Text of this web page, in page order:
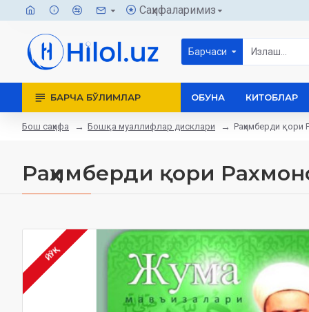
Саҳифаларимиз
Барчаси
БАРЧА БЎЛИМЛАР ОБУНА КИТОБЛАР
Бош саҳифа Бошқа муаллифлар дисклари Раҳимберди
Раҳимберди қори
ЙЎҚ